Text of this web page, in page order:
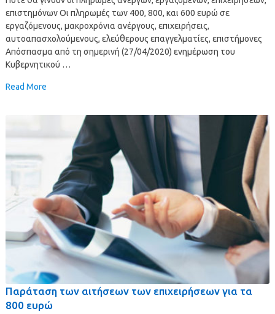
επιστημόνων Οι πληρωμές των 400, 800, και 600 ευρώ σε
εργαζόμενους, μακροχρόνια ανέργους, επιχειρήσεις,
αυτοαπασχολούμενους, ελεύθερους επαγγελματίες, επιστήμονες
Απόσπασμα από τη σημερινή (27/04/2020) ενημέρωση του
Κυβερνητικού …
Read More
Παράταση των αιτήσεων των επιχειρήσεων για τα
800 ευρώ